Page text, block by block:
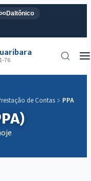
Daltônico
76
de Contas PPA